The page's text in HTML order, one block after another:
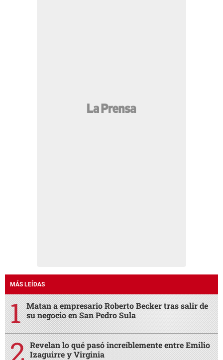
MÁS LEÍDAS
Matan a empresario Roberto Becker tras salir de
su negocio en San Pedro Sula
Revelan lo qué pasó increíblemente entre Emilio
Izaguirre y Virginia